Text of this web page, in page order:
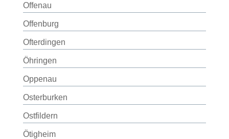
Offenau
Offenburg
Ofterdingen
Öhringen
Oppenau
Osterburken
Ostfildern
Ötigheim